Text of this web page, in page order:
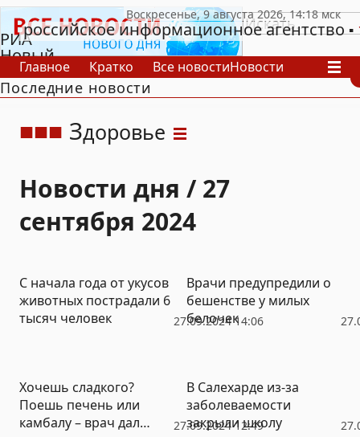
РИА
Новый
День
российское информационное агентство
Главное Кратко Все новостиНовости
В России
В мире
Последние новости
Здоровье
Новости дня / 27
сентября 2024
27.09.2024 14:06
С начала года от укусов
животных пострадали 6
тысяч человек
Врачи предупредили о
бешенстве у милых
белочек
27.09.2024 12:49
Хочешь сладкого?
Поешь печень или
камбалу – врач дал
В Салехарде из-за
заболеваемости
закрыли школу